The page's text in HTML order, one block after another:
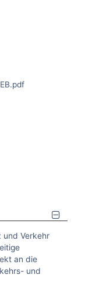
und Verkehr
an die
und